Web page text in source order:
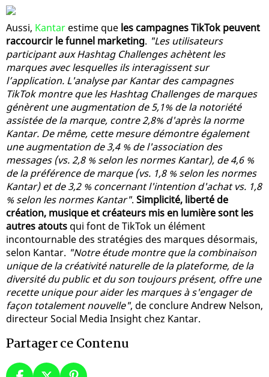
Aussi, Kantar estime que les campagnes TikTok peuvent
raccourcir le funnel marketing. "Les utilisateurs
participant aux Hashtag Challenges achètent les
marques avec lesquelles ils interagissent sur
l’application. L'analyse par Kantar des campagnes
TikTok montre que les Hashtag Challenges de marques
génèrent une augmentation de 5,1% de la notoriété
assistée de la marque, contre 2,8% d'après la norme
Kantar. De même, cette mesure démontre également
une augmentation de 3,4 % de l'association des
messages (vs. 2,8 % selon les normes Kantar), de 4,6 %
de la préférence de marque (vs. 1,8 % selon les normes
Kantar) et de 3,2 % concernant l'intention d'achat vs. 1,8
% selon les normes Kantar". Simplicité, liberté de
création, musique et créateurs mis en lumière sont les
autres atouts qui font de TikTok un élément
incontournable des stratégies des marques désormais,
selon Kantar. "Notre étude montre que la combinaison
unique de la créativité naturelle de la plateforme, de la
diversité du public et du son toujours présent, offre une
recette unique pour aider les marques à s'engager de
façon totalement nouvelle", de conclure Andrew Nelson,
directeur Social Media Insight chez Kantar.
Partager ce Contenu